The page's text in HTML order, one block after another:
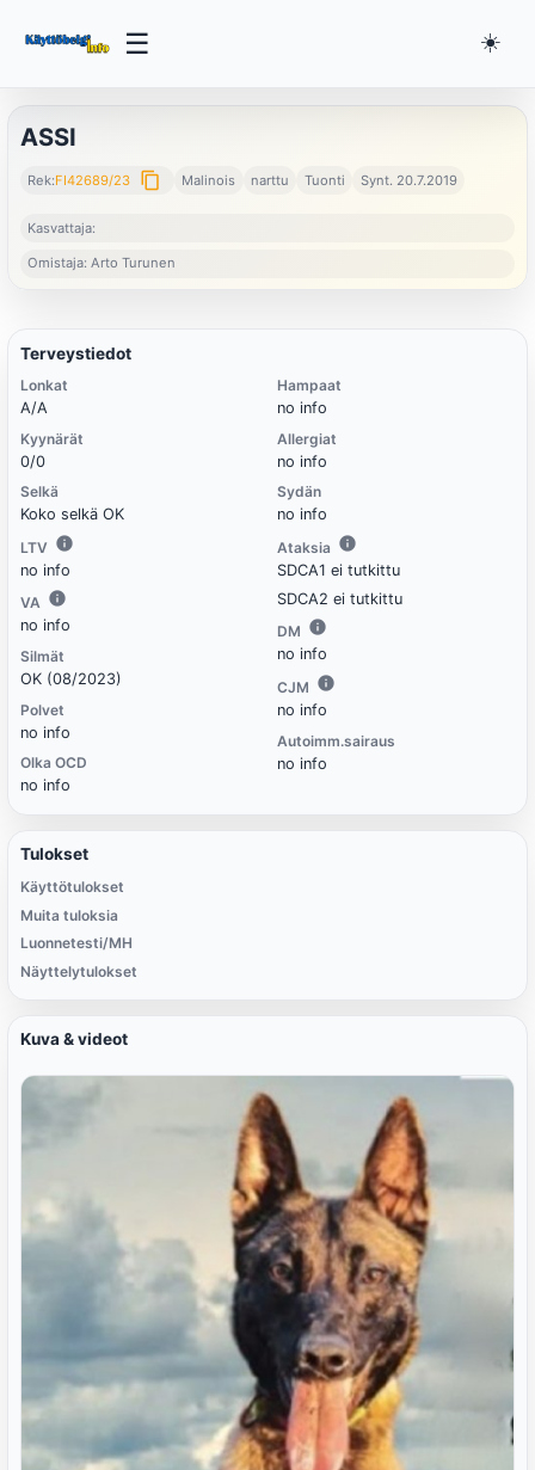
☰ ☀️
ASSI
Rek:FI42689/23 content_copy Malinois narttu Tuonti Synt. 20.7.2019
Kasvattaja:
Omistaja: Arto Turunen
Terveystiedot
Lonkat
A/A
Kyynärät
0/0
Selkä
Koko selkä OK
LTV
no info
VA
no info
Silmät
OK (08/2023)
Polvet
no info
Olka OCD
no info
Hampaat
no info
Allergiat
no info
Sydän
no info
Ataksia
SDCA1 ei tutkittu
SDCA2 ei tutkittu
DM
no info
CJM
no info
Autoimm.sairaus
no info
Tulokset
Käyttötulokset
Muita tuloksia
Luonnetesti/MH
Näyttelytulokset
Kuva & videot